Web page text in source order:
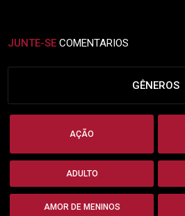
JUNTE-SE COMENTARIOS
GÊNEROS
AÇÃO
ADULTO
AMOR DE MENINOS